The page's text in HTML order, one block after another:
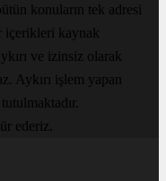
konuların tek adresi
içerikleri kaynak
ve izinsiz olarak
Aykırı işlem yapan
ederiz.